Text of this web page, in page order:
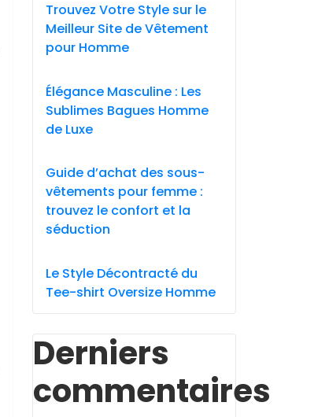
Trouvez Votre Style sur le
Meilleur Site de Vêtement
pour Homme
Élégance Masculine : Les
Sublimes Bagues Homme
de Luxe
Guide d’achat des sous-
vêtements pour femme :
trouvez le confort et la
séduction
Le Style Décontracté du
Tee-shirt Oversize Homme
Derniers
commentaires